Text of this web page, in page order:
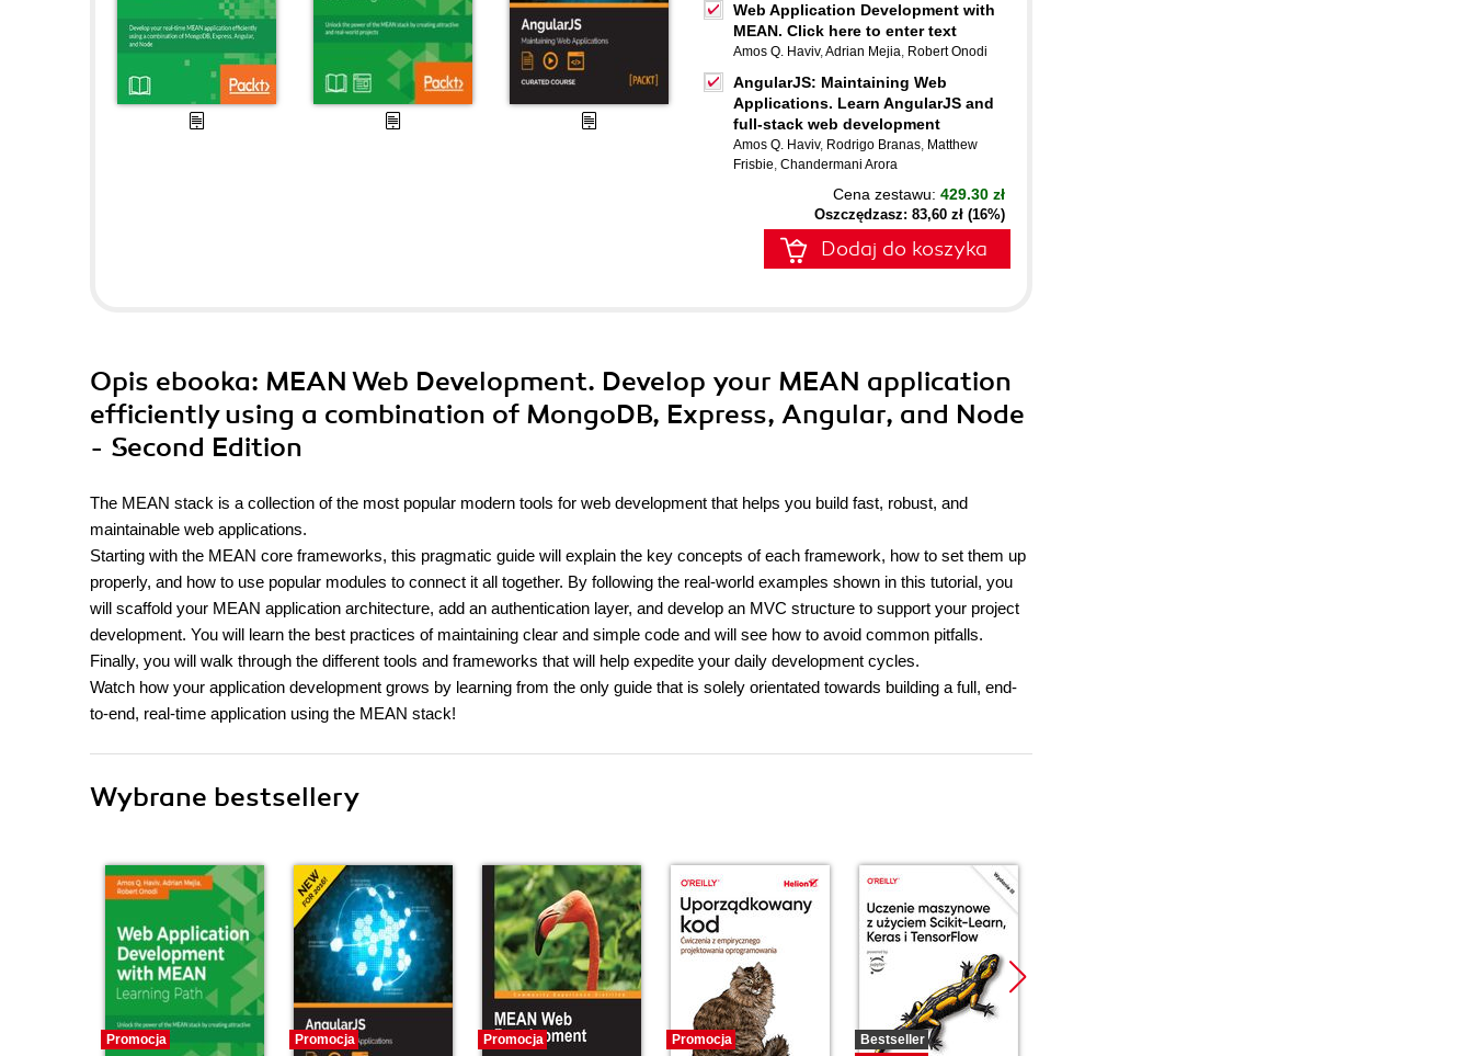
Web Application Development with
MEAN. Click here to enter text
Amos Q. Haviv,Adrian Mejia, Robert Onodi
AngularJS: Maintaining Web
Applications. Learn AngularJS and
full-stack web development
Amos Q. Haviv, Rodrigo Branas, Matthew
Frisbie, Chandermani Arora
Cena zestawu: 429.30 zł
Oszczędzasz: 83,60 zł (16%)
Dodaj do koszyka
Opis ebooka: MEAN Web Development. Develop your MEAN application
efficiently using a combination of MongoDB, Express, Angular, and Node
- Second Edition
The MEAN stack is a collection of the most popular modern tools for web development that helps you build fast, robust, and
maintainable web applications.
Starting with the MEAN core frameworks, this pragmatic guide will explain the key concepts of each framework, how to set them up
properly, and how to use popular modules to connect it all together. By following the real-world examples shown in this tutorial, you
will scaffold your MEAN application architecture, add an authentication layer, and develop an MVC structure to support your project
development. You will learn the best practices of maintaining clear and simple code and will see how to avoid common pitfalls.
Finally, you will walk through the different tools and frameworks that will help expedite your daily development cycles.
Watch how your application development grows by learning from the only guide that is solely orientated towards building a full, end-
to-end, real-time application using the MEAN stack!
Wybrane bestsellery
Promocja Promocja Promocja Promocja
Bestseller